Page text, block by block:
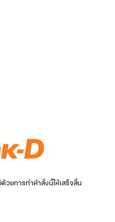
ยการทำคำสั่งนี้ให้เสร็จสิ้น